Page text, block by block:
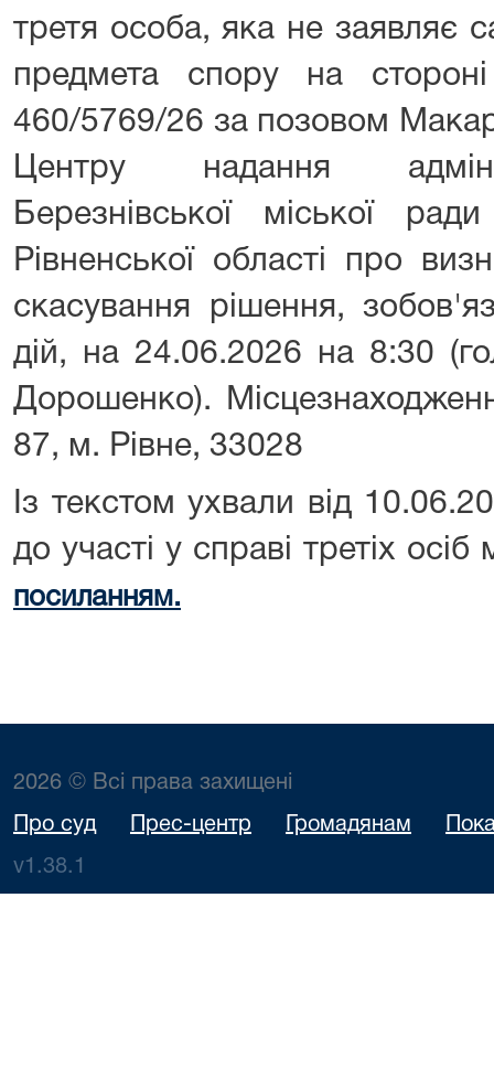
третя особа, яка не заявляє
предмета спору на
460/5769/26 за позовом
Центру надання
Березнівської міської
Рівненської області про
скасування рішення,
дій, на 24.06.2026 на 8:30
Дорошенко).
87, м. Рівне, 33028
Із текстом ухвали від
до участі у справі третіх
посиланням.
2026 © Всі права захищені
Про суд Прес-центр Громадянам
v1.38.1